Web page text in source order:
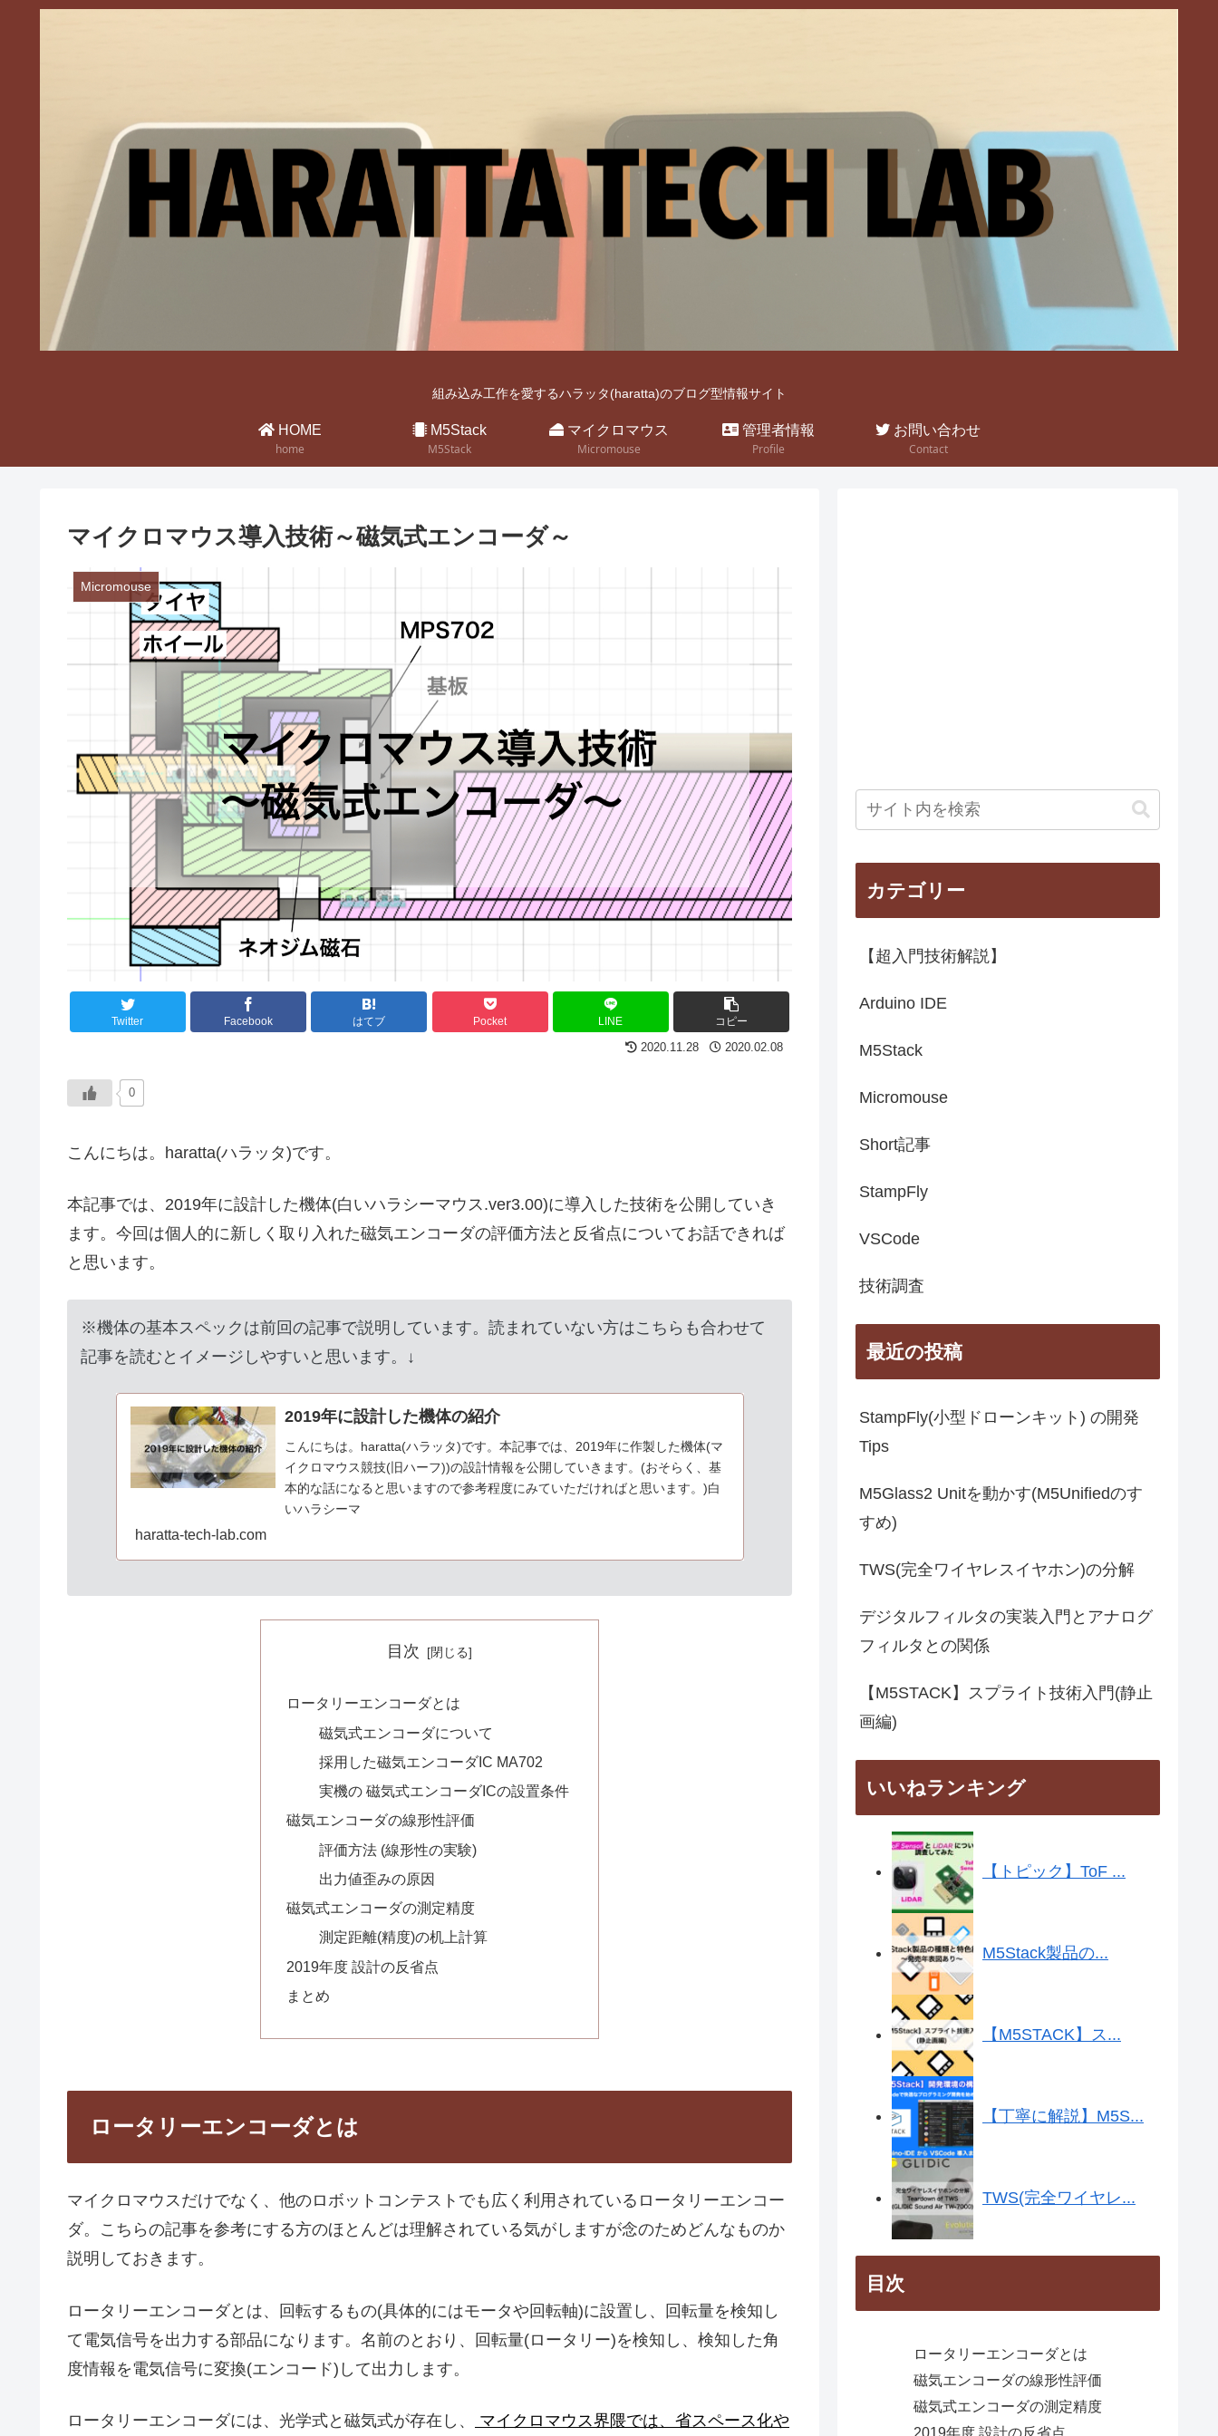
組み込み工作を愛するハラッタ(haratta)のブログ型情報サイト
HOME
home
M5Stack
M5Stack
マイクロマウス
Micromouse
管理者情報
Profile
お問い合わせ
Contact
マイクロマウス導入技術～磁気式エンコーダ～
Micromouse
Twitter Facebook はてブ Pocket LINE コピー
2020.11.28 2020.02.08
0
こんにちは。haratta(ハラッタ)です。
本記事では、2019年に設計した機体(白いハラシーマウス.ver3.00)に導入した技術を公開していき
ます。今回は個人的に新しく取り入れた磁気エンコーダの評価方法と反省点についてお話できれば
と思います。
※機体の基本スペックは前回の記事で説明しています。読まれていない方はこちらも合わせて
記事を読むとイメージしやすいと思います。↓
2019年に設計した機体の紹介
こんにちは。haratta(ハラッタ)です。本記事では、2019年に作製した機体(マ
イクロマウス競技(旧ハーフ))の設計情報を公開していきます。(おそらく、基
本的な話になると思いますので参考程度にみていただければと思います。)白
いハラシーマ
haratta-tech-lab.com
目次
ロータリーエンコーダとは
磁気式エンコーダについて
採用した磁気エンコーダIC MA702
実機の 磁気式エンコーダICの設置条件
磁気エンコーダの線形性評価
評価方法 (線形性の実験)
出力値歪みの原因
磁気式エンコーダの測定精度
測定距離(精度)の机上計算
2019年度 設計の反省点
まとめ
ロータリーエンコーダとは
マイクロマウスだけでなく、他のロボットコンテストでも広く利用されているロータリーエンコー
ダ。こちらの記事を参考にする方のほとんどは理解されている気がしますが念のためどんなものか
説明しておきます。
ロータリーエンコーダとは、回転するもの(具体的にはモータや回転軸)に設置し、回転量を検知し
て電気信号を出力する部品になります。名前のとおり、回転量(ロータリー)を検知し、検知した角
度情報を電気信号に変換(エンコード)して出力します。
ロータリーエンコーダには、光学式と磁気式が存在し、 マイクロマウス界隈では、省スペース化や
カテゴリー
【超入門技術解説】
Arduino IDE
M5Stack
Micromouse
Short記事
StampFly
VSCode
技術調査
最近の投稿
StampFly(小型ドローンキット) の開発
Tips
M5Glass2 Unitを動かす(M5Unifiedのす
すめ)
TWS(完全ワイヤレスイヤホン)の分解
デジタルフィルタの実装入門とアナログ
フィルタとの関係
【M5STACK】スプライト技術入門(静止
画編)
いいねランキング
【トピック】ToF ...
M5Stack製品の...
【M5STACK】ス...
【丁寧に解説】M5S...
TWS(完全ワイヤレ...
目次
ロータリーエンコーダとは
磁気エンコーダの線形性評価
磁気式エンコーダの測定精度
2019年度 設計の反省点